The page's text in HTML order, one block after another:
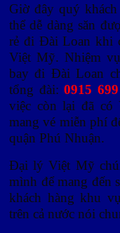
Giờ đây quý
thể dễ dàng săn
rẻ đi Đài Loan khi
Việt Mỹ. Nhiệm
bay đi Đài Loan
tổng đài:0915
việc còn lại đã có
mang vé miễn phí
quận Phú Nhuận.
Đại lý Việt Mỹ
mình để mang đến
khách hàng khu
trên cả nước nói